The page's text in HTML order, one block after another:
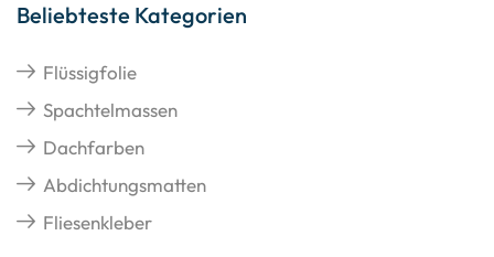
Beliebteste Kategorien
Flüssigfolie
Spachtelmassen
Dachfarben
Abdichtungsmatten
Fliesenkleber